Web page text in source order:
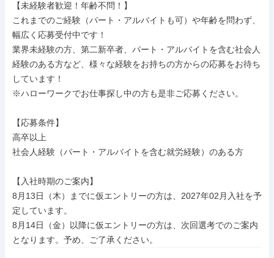
【未経験者歓迎！年齢不問！】
これまでのご経験（パート・アルバイトも可）や年齢を問わず、
幅広く応募受付中です！
業界未経験の方、第二新卒者、パート・アルバイトを含む社会人
経験のある方など、様々な経験をお持ちの方からの応募をお待ち
しています！
※ハローワークでお仕事探し中の方も是非ご応募ください。
【応募条件】
高卒以上
社会人経験（パート・アルバイトを含む就労経験）のある方
【入社時期のご案内】
8月13日（木）までに仮エントリーの方は、2027年02月入社を予
定しています。
8月14日（金）以降に仮エントリーの方は、次回選考でのご案内
となります。予め、ご了承ください。